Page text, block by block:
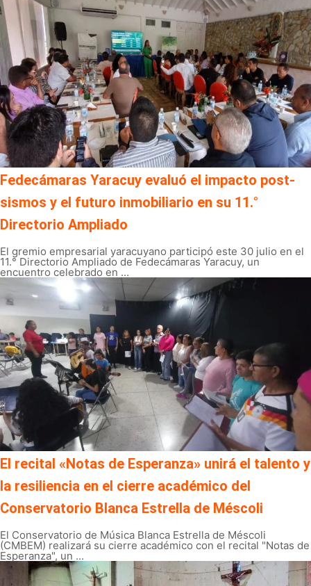
Fedecámaras Yaracuy evaluó el impacto post-
sismos y el futuro inmobiliario en su 11.°
Directorio Ampliado
El gremio empresarial yaracuyano participó este 30 julio en el
11.° Directorio Ampliado de Fedecámaras Yaracuy, un
encuentro celebrado en ...
El recital «Notas de Esperanza» unirá el talento y
la resiliencia en el cierre académico del
Conservatorio Blanca Estrella de Méscoli
El Conservatorio de Música Blanca Estrella de Méscoli
(CMBEM) realizará su cierre académico con el recital "Notas de
Esperanza", un ...